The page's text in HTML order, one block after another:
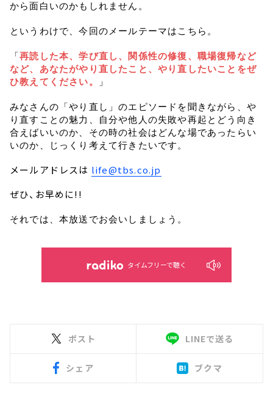
から面白いのかもしれません。
というわけで、今回のメールテーマはこちら。
「再読した本、学び直し、関係性の修復、職場復帰など
など、あなたがやり直したこと、やり直したいことをぜ
ひ教えてください。
」
みなさんの「やり直し」のエピソードを聞きながら、や
り直すことの魅力、自分や他人の失敗や再起とどう向き
合えばいいのか、その時の社会はどんな場であったらい
いのか、じっくり考えて行きたいです。
メールアドレスは life@tbs.co.jp
ぜひ、お早めに!!
それでは、本放送でお会いしましょう。
タイムフリーで聴く
ポスト LINEで送る
シェア ブクマ